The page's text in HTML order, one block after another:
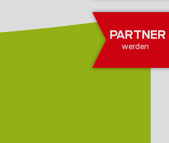
PARTNER
werden